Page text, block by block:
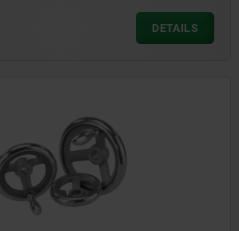
DETAILS